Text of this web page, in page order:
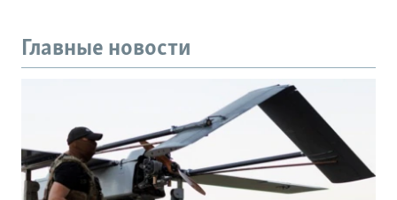
Главные новости